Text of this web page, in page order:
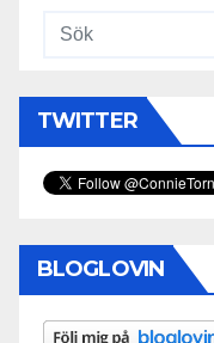
TWITTER
BLOGLOVIN